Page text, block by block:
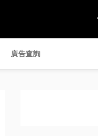
廣告查詢